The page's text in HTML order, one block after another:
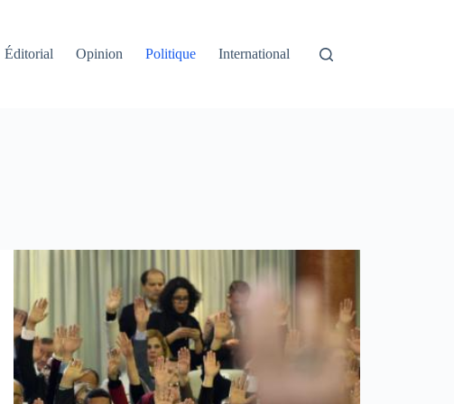
Éditorial Opinion Politique International